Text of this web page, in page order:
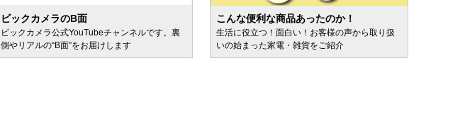
ビックカメラのB面
ビックカメラ公式YouTubeチャンネルです。裏
側やリアルの“B面”をお届けします
こんな便利な商品あったのか！
生活に役立つ！面白い！お客様の声から取り扱
いの始まった家電・雑貨をご紹介